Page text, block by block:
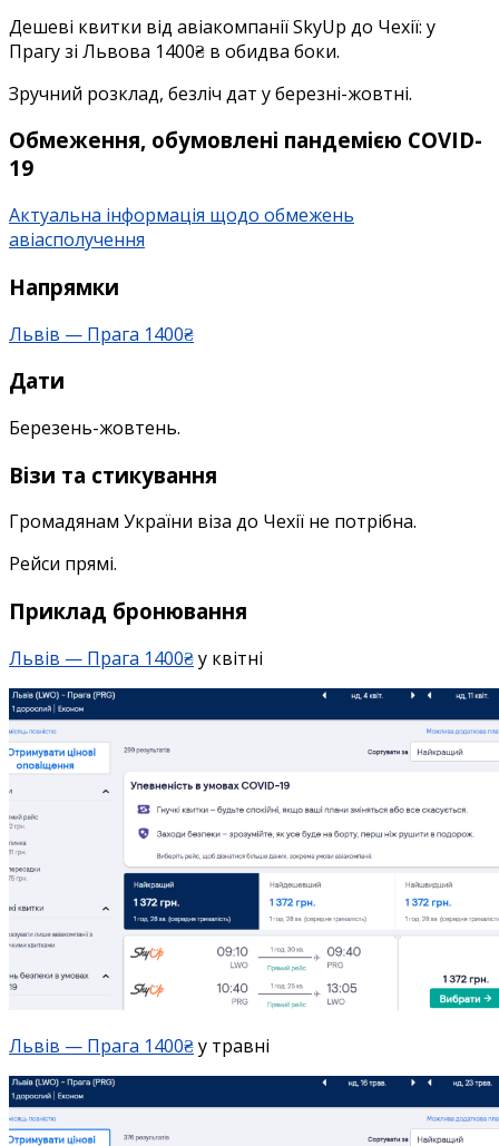
квитки
Львів
—
Прага
1400₴
на
весну-
осінь
Дешеві квитки від авіакомпанії SkyUp до Чехії: у
Прагу зі Львова 1400₴ в обидва боки.
Зручний розклад, безліч дат у березні-жовтні.
Обмеження, обумовлені пандемією COVID-
19
Актуальна інформація щодо обмежень
авіасполучення
Напрямки
Львів — Прага 1400₴
Дати
Березень-жовтень.
Візи та стикування
Громадянам України віза до Чехії не потрібна.
Рейси прямі.
Приклад бронювання
Львів — Прага 1400₴у квітні
Львів — Прага 1400₴у травні